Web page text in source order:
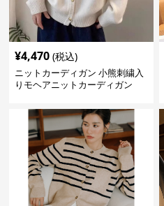
¥4,470 (税込)
ニットカーディガン 小熊刺繍入
りモヘアニットカーディガン